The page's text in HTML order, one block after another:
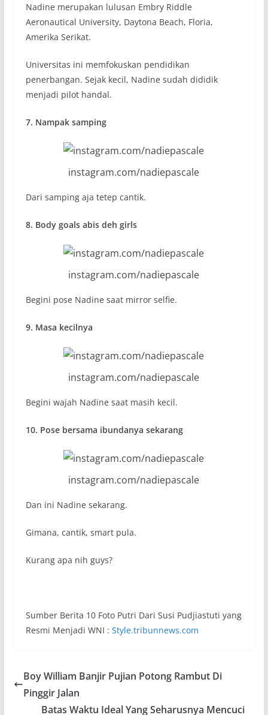
Nadine merupakan lulusan Embry Riddle
Aeronautical University, Daytona Beach, Floria,
Amerika Serikat.
Universitas ini memfokuskan pendidikan
penerbangan. Sejak kecil, Nadine sudah dididik
menjadi pilot handal.
7. Nampak samping
instagram.com/nadiepascale
Dari samping aja tetep cantik.
8. Body goals abis deh girls
instagram.com/nadiepascale
Begini pose Nadine saat mirror selfie.
9. Masa kecilnya
instagram.com/nadiepascale
Begini wajah Nadine saat masih kecil.
10. Pose bersama ibundanya sekarang
instagram.com/nadiepascale
Dan ini Nadine sekarang.
Gimana, cantik, smart pula.
Kurang apa nih guys?
Sumber Berita 10 Foto Putri Dari Susi Pudjiastuti yang
Resmi Menjadi WNI : Style.tribunnews.com
Boy William Banjir Pujian Potong Rambut Di
Pinggir Jalan
Batas Waktu Ideal Yang Seharusnya Mencuci